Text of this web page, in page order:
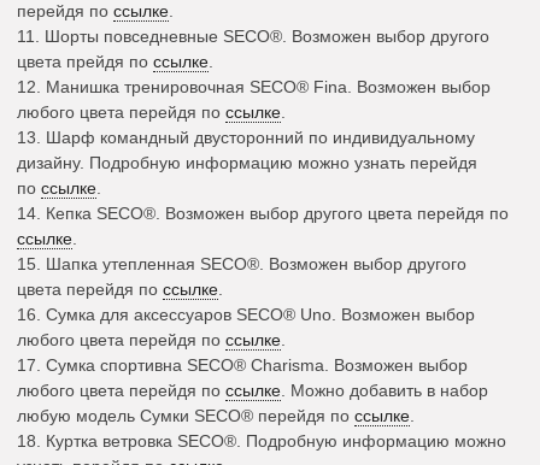
перейдя по ссылке.
11. Шорты повседневные SECO®. Возможен выбор другого
цвета прейдя по ссылке.
12. Манишка тренировочная SECO® Fina. Возможен выбор
любого цвета перейдя по ссылке.
13. Шарф командный двусторонний по индивидуальному
дизайну. Подробную информацию можно узнать перейдя
по ссылке.
14. Кепка SECO®. Возможен выбор другого цвета перейдя по
ссылке.
15. Шапка утепленная SECO®. Возможен выбор другого
цвета перейдя по ссылке.
16. Сумка для аксессуаров SECO® Uno. Возможен выбор
любого цвета перейдя по ссылке.
17. Сумка спортивна SECO® Charisma. Возможен выбор
любого цвета перейдя по ссылке. Можно добавить в набор
любую модель Сумки SECO® перейдя по ссылке.
18. Куртка ветровка SECO®. Подробную информацию можно